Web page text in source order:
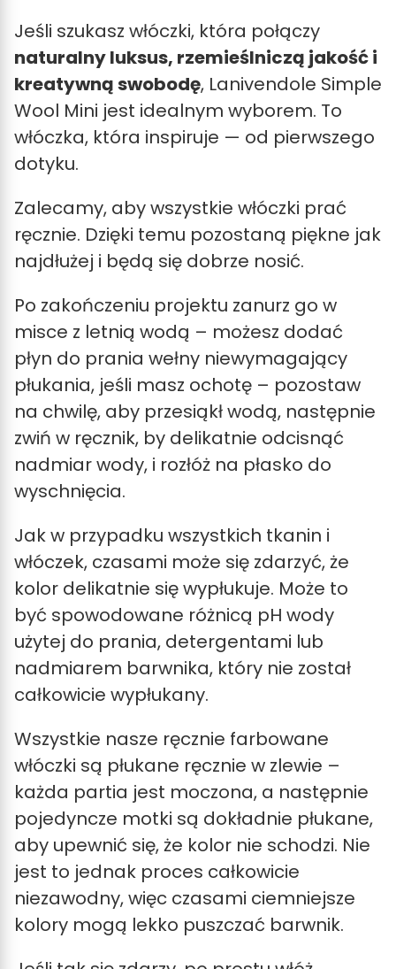
Jeśli szukasz włóczki, która połączy
naturalny luksus, rzemieślniczą jakość i
kreatywną swobodę, Lanivendole Simple
Wool Mini jest idealnym wyborem. To
włóczka, która inspiruje — od pierwszego
dotyku.
Zalecamy, aby wszystkie włóczki prać
ręcznie. Dzięki temu pozostaną piękne jak
najdłużej i będą się dobrze nosić.
Po zakończeniu projektu zanurz go w
misce z letnią wodą – możesz dodać
płyn do prania wełny niewymagający
płukania, jeśli masz ochotę – pozostaw
na chwilę, aby przesiąkł wodą, następnie
zwiń w ręcznik, by delikatnie odcisnąć
nadmiar wody, i rozłóż na płasko do
wyschnięcia.
Jak w przypadku wszystkich tkanin i
włóczek, czasami może się zdarzyć, że
kolor delikatnie się wypłukuje. Może to
być spowodowane różnicą pH wody
użytej do prania, detergentami lub
nadmiarem barwnika, który nie został
całkowicie wypłukany.
Wszystkie nasze ręcznie farbowane
włóczki są płukane ręcznie w zlewie –
każda partia jest moczona, a następnie
pojedyncze motki są dokładnie płukane,
aby upewnić się, że kolor nie schodzi. Nie
jest to jednak proces całkowicie
niezawodny, więc czasami ciemniejsze
kolory mogą lekko puszczać barwnik.